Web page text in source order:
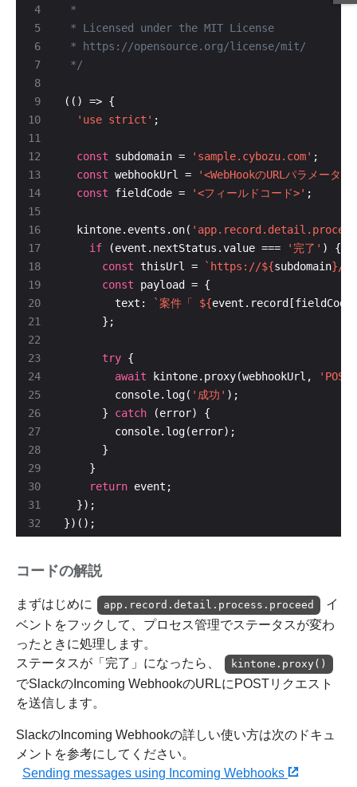
4
5
6
7
8
9
10
13
14
15
16
17
18
19
20
23
24
25
26
27
28
29
30
*/
'use strict'
const subdomain = 'sample.cybozu.com'
const webhookUrl =
'<WebHookのURLパラメータ>'
const fieldCode = '<フィールドコード>'
  kintone.events.on(
if (event.nextStatus.value === '完了'
const thisUrl = `https://${subdomain}/k/
const
        text:
`案件「 ${
try
await kintone.proxy(webhookUrl,
'POST'
        console.log(
'成功'
      }
catch
return
})();
コードの解説
まずはじめに app.record.detail.process.proceed
イ
ベントをフックして、プロセス管理でステータスが変わ
ったときに処理します。
ステータスが「完了」になったら、
kintone.proxy()
でSlackのIncoming WebhookのURLにPOSTリクエスト
を送信します。
SlackのIncoming Webhookの詳しい使い方は次のドキュ
メントを参考にしてください。
Sending messages using Incoming Webhooks